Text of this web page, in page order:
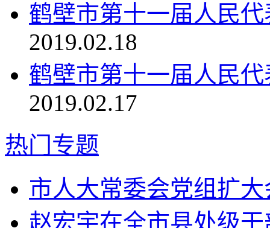
鹤壁市第十一届人民
2019.02.18
鹤壁市第十一届人民
2019.02.17
热门专题
市人大常委会党组扩
赵宏宇在全市县处级